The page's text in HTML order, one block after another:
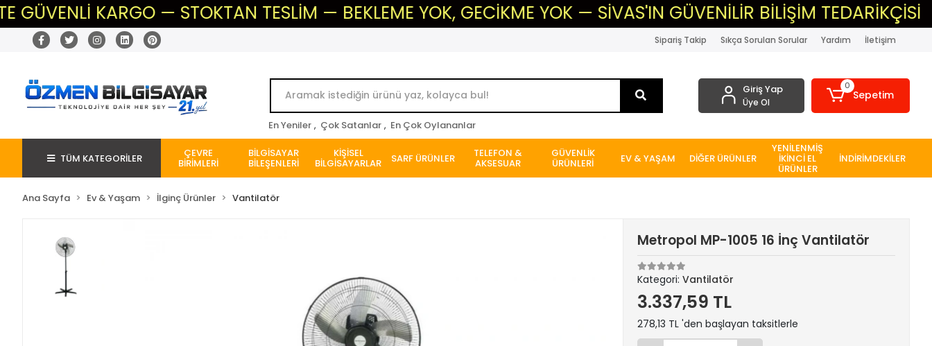
KARGO — STOKTAN TESLİM — BEKLEME YOK, GECİKME YOK — SİVAS'IN GÜVENİLİR BİLİŞİM TEDARİKÇİSİ
Sipariş Takip Sıkça Sorulan Sorular Yardım İletişim
En Yeniler , Çok Satanlar , En Çok Oylananlar
Giriş Yap
Üye Ol
0
Sepetim
TÜM KATEGORİLER ÇEVRE
BİRİMLERİ
BİLGİSAYAR
BİLEŞENLERİ
KİŞİSEL
BİLGİSAYARLAR SARF ÜRÜNLER TELEFON &
AKSESUAR
GÜVENLİK
ÜRÜNLERİ EV & YAŞAM DİĞER ÜRÜNLER
YENİLENMİŞ
İKİNCİ EL
ÜRÜNLER
İNDİRİMDEKİLER
Ana Sayfa Ev & Yaşam İlginç Ürünler Vantilatör
Metropol MP-1005 16 İnç Vantilatör
Kategori:Vantilatör
3.337,59 TL
278,13 TL 'den başlayan taksitlerle